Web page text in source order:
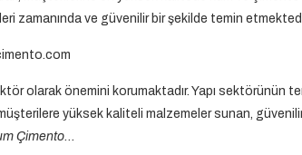
zamanında ve güvenilir bir şekilde temin
olarak önemini korumaktadır. Yapı sektörünün
yüksek kaliteli malzemeler sunan,
Çimento…